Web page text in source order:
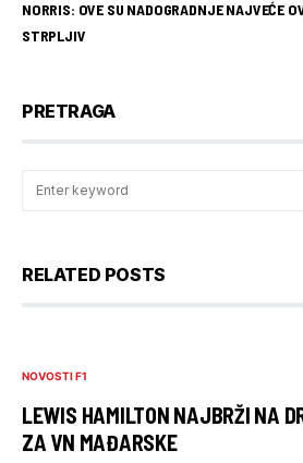
NORRIS: OVE SU NADOGRADNJE NAJVEĆE
STRPLJIV
PRETRAGA
RELATED POSTS
NOVOSTI F1
LEWIS HAMILTON NAJBRŽI NA
ZA VN MAĐARSKE